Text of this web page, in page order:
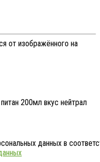
от изображённого на
200мл вкус нейтрал
данных в